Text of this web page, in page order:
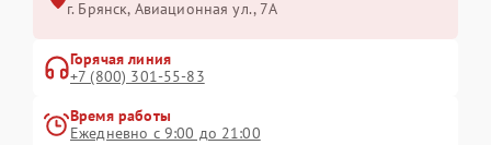
г. Брянск, Авиационная ул., 7А
Горячая линия
+7 (800) 301-55-83
Время работы
Ежедневно с 9:00 до 21:00